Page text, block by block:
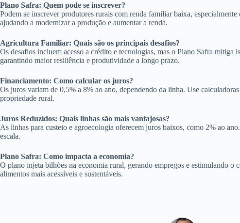
Plano Safra: Quem pode se inscrever?
Podem se inscrever produtores rurais com renda familiar baixa,
ajudando a modernizar a produção e aumentar a renda.
Agricultura Familiar: Quais são os principais desafios?
Os desafios incluem acesso a crédito e tecnologias, mas o Plano Safra
garantindo maior resiliência e produtividade a longo prazo.
Financiamento: Como calcular os juros?
Os juros variam de 0,5% a 8% ao ano, dependendo da linha. Use
propriedade rural.
Juros Reduzidos: Quais linhas são mais vantajosas?
As linhas para custeio e agroecologia oferecem juros baixos, como 2% ao
escala.
Plano Safra: Como impacta a economia?
O plano injeta bilhões na economia rural, gerando empregos e estimulando
alimentos mais acessíveis e sustentáveis.